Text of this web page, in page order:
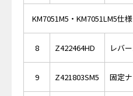
KM7051M5・KM7051LM5仕様
8 Z422464HD レバ
9 Z421803SM5 固定